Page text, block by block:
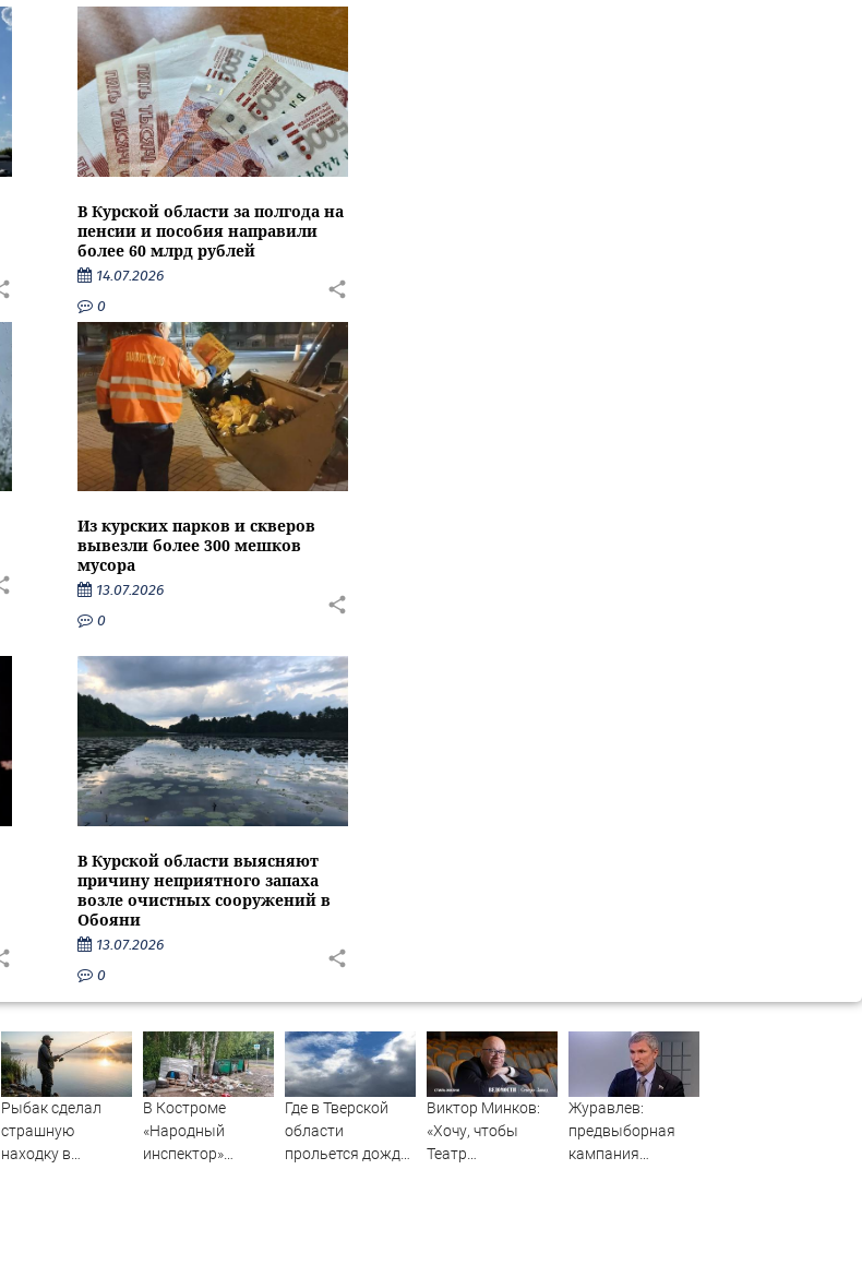
В Курской области за полгода на
пенсии и пособия направили
более 60 млрд рублей
14.07.2026
0
Из курских парков и скверов
вывезли более 300 мешков
мусора
13.07.2026
0
В Курской области выясняют
причину неприятного запаха
возле очистных сооружений в
Обояни
13.07.2026
0
Рыбак сделал
страшную
находку в
В Костроме
«Народный
инспектор»
Где в Тверской
области
прольется дождь
Виктор Минков:
«Хочу, чтобы
Театр
Журавлев:
предвыборная
кампания